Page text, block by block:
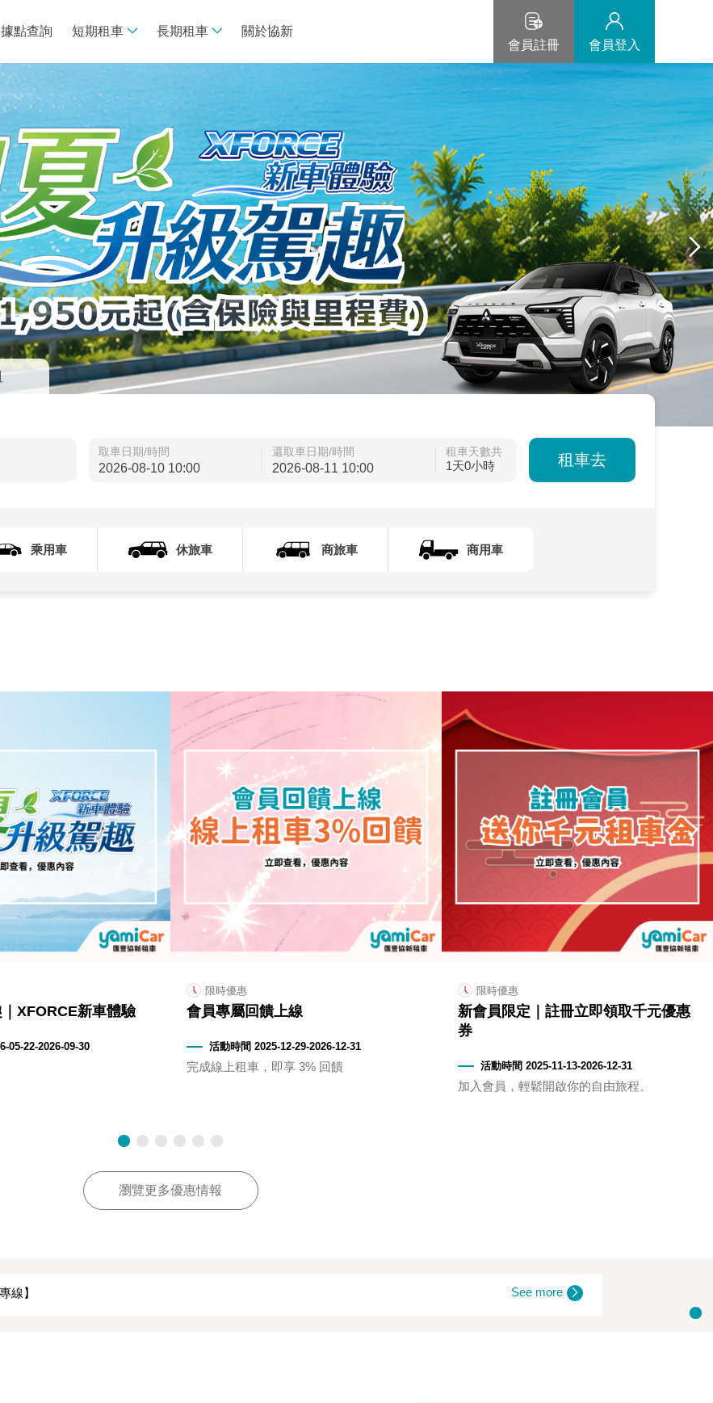
據點查詢 短期租車
車款介紹
租車須知
長期租車
長租諮詢專區
買車V.S.租車
專案推薦
專案試算
常見問題
關於協新
會員註冊
會員登入
取車日期/時間 還取車日期/時間 租車天數共
1天0小時 租車去
乘用車 休旅車 商旅車 商用車
XFORCE新車體驗
05-22-2026-09-30
限時優惠
會員專屬回饋上線
活動時間 2025-12-29-2026-12-31
完成線上租車，即享 3% 回饋
限時優惠
新會員限定｜註冊立即領取千元優惠
券
活動時間 2025-11-13-2026-12-31
加入會員，輕鬆開啟你的自由旅程。
瀏覽更多優惠情報
線】 See more